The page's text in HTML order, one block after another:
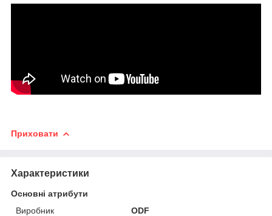
Приховати
Характеристики
Основні атрибути
Виробник
ODF